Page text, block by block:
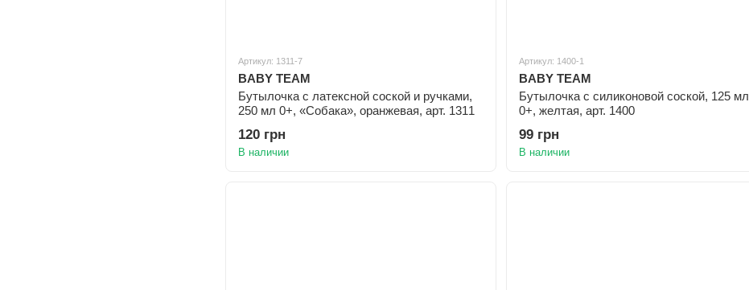
Артикул: 1311-7
BABY TEAM
Бутылочка с латексной соской и ручками,
250 мл 0+, «Собака», оранжевая, арт. 1311
120 грн
В наличии
Артикул: 1400-1
BABY TEAM
Бутылочка с силиконовой соской, 125 мл
0+, желтая, арт. 1400
99 грн
В наличии